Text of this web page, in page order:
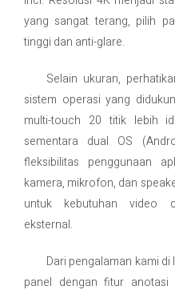
yang sangat terang, pilih
tinggi dan anti-glare.
Selain ukuran,
sistem operasi yang
multi-touch 20 titik lebih
sementara dual OS
fleksibilitas penggunaan
kamera, mikrofon, dan
untuk kebutuhan video
eksternal.
Dari pengalaman kami
panel dengan fitur